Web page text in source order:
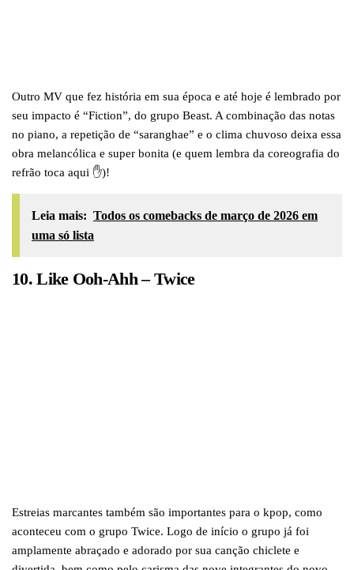
Outro MV que fez história em sua época e até hoje é lembrado por
seu impacto é “Fiction”, do grupo Beast. A combinação das notas
no piano, a repetição de “saranghae” e o clima chuvoso deixa essa
obra melancólica e super bonita (e quem lembra da coreografia do
refrão toca aqui ✋)!
Leia mais: Todos os comebacks de março de 2026 em
uma só lista
10. Like Ooh-Ahh – Twice
Estreias marcantes também são importantes para o kpop, como
aconteceu com o grupo Twice. Logo de início o grupo já foi
amplamente abraçado e adorado por sua canção chiclete e